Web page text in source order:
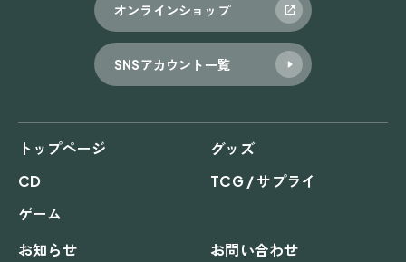
オンラインショップ
SNSアカウント一覧
トップページ
グッズ
CD
TCG / サプライ
ゲーム
お知らせ
お問い合わせ